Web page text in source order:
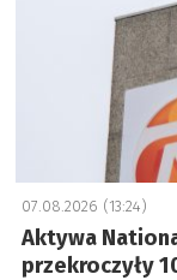
07.08.2026 (13:24)
Aktywa
przekroczyły